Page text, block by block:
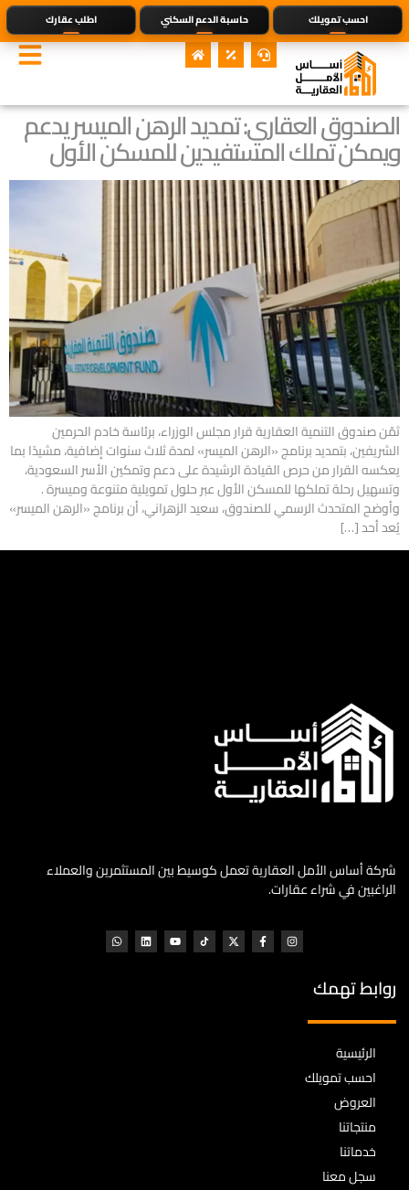
احسب تمويلك حاسبة الدعم السكني اطلب عقارك
الصندوق العقاري: تمديد الرهن الميسر يدعم
ويمكن تملك المستفيدين للمسكن الأول
ثمّن صندوق التنمية العقارية قرار مجلس الوزراء، برئاسة خادم الحرمين
الشريفين، بتمديد برنامج «الرهن الميسر» لمدة ثلاث سنوات إضافية، مشيدًا بما
يعكسه القرار من حرص القيادة الرشيدة على دعم وتمكين الأسر السعودية،
وتسهيل رحلة تملكها للمسكن الأول عبر حلول تمويلية متنوعة وميسرة .
وأوضح المتحدث الرسمي للصندوق، سعيد الزهراني، أن برنامج «الرهن الميسر»
يُعد أحد […]
شركة أساس الأمل العقارية تعمل كوسيط بين المستثمرين والعملاء
الراغبين في شراء عقارات.
روابط تهمك
الرئيسية
احسب تمويلك
العروض
منتجاتنا
خدماتنا
سجل معنا